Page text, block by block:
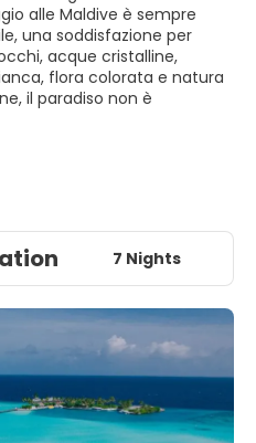
alle Maldive è sempre
una soddisfazione per
acque cristalline,
flora colorata e natura
il paradiso non è
7 Nights